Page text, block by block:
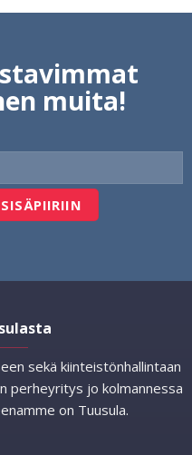
muita!
sekä kiinteistönhallintaan
perheyritys jo kolmannessa
on Tuusula.